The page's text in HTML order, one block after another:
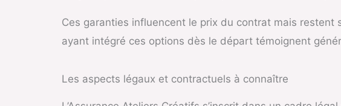
Ces garanties influencent le prix du contrat mais
ayant intégré ces options dès le départ témoignent
Les aspects légaux et contractuels à connaître